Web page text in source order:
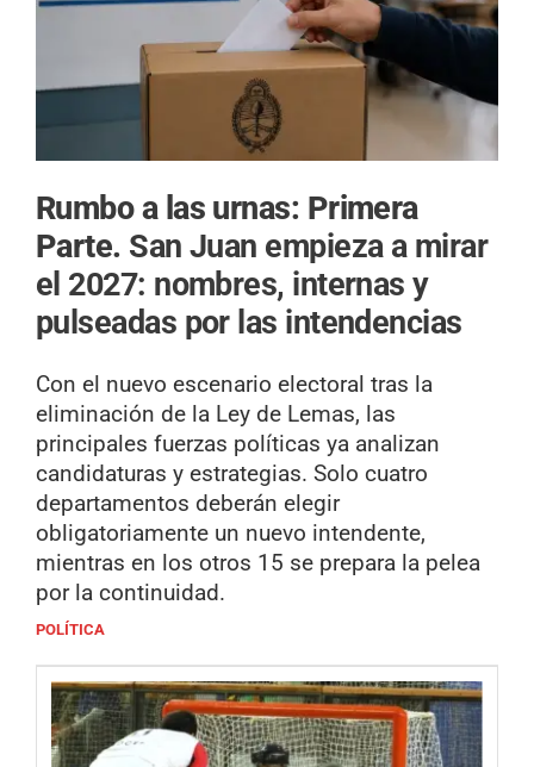
Rumbo a las urnas: Primera
Parte. San Juan empieza a mirar
el 2027: nombres, internas y
pulseadas por las intendencias
Con el nuevo escenario electoral tras la
eliminación de la Ley de Lemas, las
principales fuerzas políticas ya analizan
candidaturas y estrategias. Solo cuatro
departamentos deberán elegir
obligatoriamente un nuevo intendente,
mientras en los otros 15 se prepara la pelea
por la continuidad.
POLÍTICA